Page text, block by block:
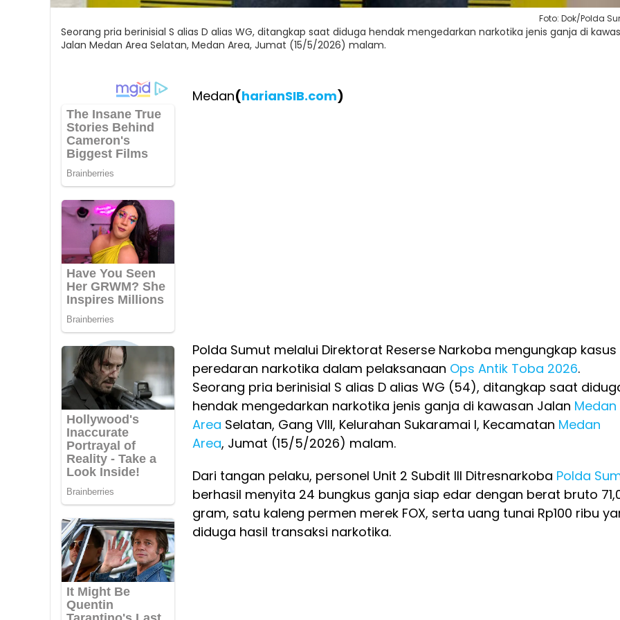
Foto: Dok/Polda
Seorang pria berinisial S alias D alias WG, ditangkap saat diduga hendak mengedarkan narkotika jenis ganja di
Jalan Medan Area Selatan, Medan Area, Jumat (15/5/2026) malam.
Medan(harianSIB.com)
Polda Sumut melalui Direktorat Reserse Narkoba mengungkap kasus
peredaran narkotika dalam pelaksanaan Ops Antik Toba 2026.
Seorang pria berinisial S alias D alias WG (54), ditangkap saat
hendak mengedarkan narkotika jenis ganja di kawasan Jalan Medan
Area Selatan, Gang VIII, Kelurahan Sukaramai I, Kecamatan Medan
Area, Jumat (15/5/2026) malam.
Dari tangan pelaku, personel Unit 2 Subdit III Ditresnarkoba Polda
berhasil menyita 24 bungkus ganja siap edar dengan berat bruto
gram, satu kaleng permen merek FOX, serta uang tunai Rp100 ribu
diduga hasil transaksi narkotika.